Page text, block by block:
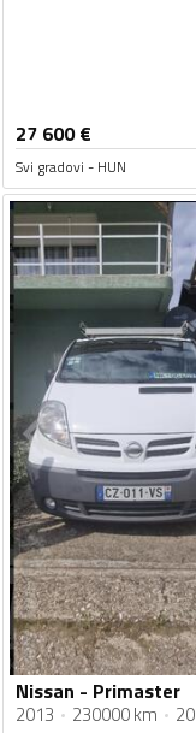
27 600€
Svi gradovi - HUN
Nissan - Primaster
2013 230000 km